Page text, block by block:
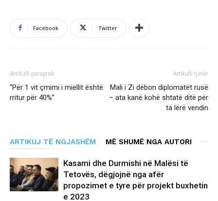
Facebook Twitter
Artikulli paraprak
“Për 1 vit çmimi i miellit është
rritur për 40%”
Artikulli tjetër
Mali i Zi dëbon diplomatët rusë
– ata kanë kohë shtatë ditë për
ta lërë vendin
ARTIKUJ TË NGJASHËM MË SHUMË NGA AUTORI
Kasami dhe Durmishi në Malësi të
Tetovës, dëgjojnë nga afër
propozimet e tyre për projekt buxhetin
e 2023